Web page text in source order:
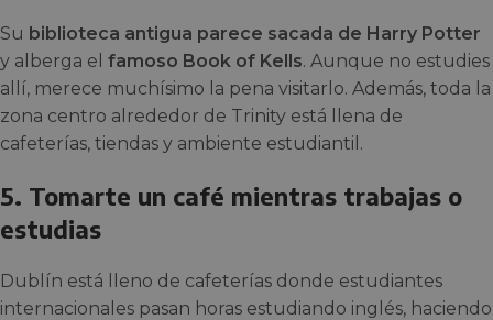
Su biblioteca antigua parece sacada de Harry Potter
y alberga el famoso Book of Kells. Aunque no estudies
allí, merece muchísimo la pena visitarlo. Además, toda la
zona centro alrededor de Trinity está llena de
cafeterías, tiendas y ambiente estudiantil.
5. Tomarte un café mientras trabajas o
estudias
Dublín está lleno de cafeterías donde estudiantes
internacionales pasan horas estudiando inglés, haciendo